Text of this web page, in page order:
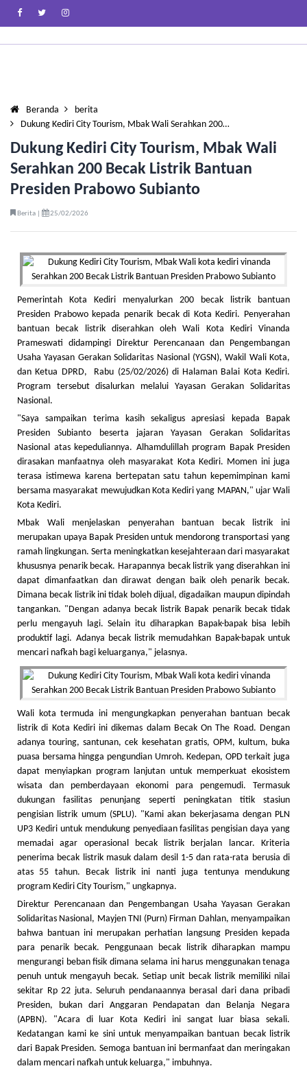
Beranda
berita
Dukung Kediri City Tourism, Mbak Wali Serahkan 200…
Dukung Kediri City Tourism, Mbak Wali
Serahkan 200 Becak Listrik Bantuan
Presiden Prabowo Subianto
Berita | 25/02/2026
Pemerintah Kota Kediri menyalurkan 200 becak listrik bantuan
Presiden Prabowo kepada penarik becak di Kota Kediri. Penyerahan
bantuan becak listrik diserahkan oleh Wali Kota Kediri Vinanda
Prameswati didampingi Direktur Perencanaan dan Pengembangan
Usaha Yayasan Gerakan Solidaritas Nasional (YGSN), Wakil Wali Kota,
dan Ketua DPRD, Rabu (25/02/2026) di Halaman Balai Kota Kediri.
Program tersebut disalurkan melalui Yayasan Gerakan Solidaritas
Nasional.
"Saya sampaikan terima kasih sekaligus apresiasi kepada Bapak
Presiden Subianto beserta jajaran Yayasan Gerakan Solidaritas
Nasional atas kepeduliannya. Alhamdulillah program Bapak Presiden
dirasakan manfaatnya oleh masyarakat Kota Kediri. Momen ini juga
terasa istimewa karena bertepatan satu tahun kepemimpinan kami
bersama masyarakat mewujudkan Kota Kediri yang MAPAN," ujar Wali
Kota Kediri.
Mbak Wali menjelaskan penyerahan bantuan becak listrik ini
merupakan upaya Bapak Presiden untuk mendorong transportasi yang
ramah lingkungan. Serta meningkatkan kesejahteraan dari masyarakat
khususnya penarik becak. Harapannya becak listrik yang diserahkan ini
dapat dimanfaatkan dan dirawat dengan baik oleh penarik becak.
Dimana becak listrik ini tidak boleh dijual, digadaikan maupun dipindah
tangankan. "Dengan adanya becak listrik Bapak penarik becak tidak
perlu mengayuh lagi. Selain itu diharapkan Bapak-bapak bisa lebih
produktif lagi. Adanya becak listrik memudahkan Bapak-bapak untuk
mencari nafkah bagi keluarganya," jelasnya.
Wali kota termuda ini mengungkapkan penyerahan bantuan becak
listrik di Kota Kediri ini dikemas dalam Becak On The Road. Dengan
adanya touring, santunan, cek kesehatan gratis, OPM, kultum, buka
puasa bersama hingga pengundian Umroh. Kedepan, OPD terkait juga
dapat menyiapkan program lanjutan untuk memperkuat ekosistem
wisata dan pemberdayaan ekonomi para pengemudi. Termasuk
dukungan fasilitas penunjang seperti peningkatan titik stasiun
pengisian listrik umum (SPLU). "Kami akan bekerjasama dengan PLN
UP3 Kediri untuk mendukung penyediaan fasilitas pengisian daya yang
memadai agar operasional becak listrik berjalan lancar. Kriteria
penerima becak listrik masuk dalam desil 1-5 dan rata-rata berusia di
atas 55 tahun. Becak listrik ini nanti juga tentunya mendukung
program Kediri City Tourism," ungkapnya.
Direktur Perencanaan dan Pengembangan Usaha Yayasan Gerakan
Solidaritas Nasional, Mayjen TNI (Purn) Firman Dahlan, menyampaikan
bahwa bantuan ini merupakan perhatian langsung Presiden kepada
para penarik becak. Penggunaan becak listrik diharapkan mampu
mengurangi beban fisik dimana selama ini harus menggunakan tenaga
penuh untuk mengayuh becak. Setiap unit becak listrik memiliki nilai
sekitar Rp 22 juta. Seluruh pendanaannya berasal dari dana pribadi
Presiden, bukan dari Anggaran Pendapatan dan Belanja Negara
(APBN). "Acara di luar Kota Kediri ini sangat luar biasa sekali.
Kedatangan kami ke sini untuk menyampaikan bantuan becak listrik
dari Bapak Presiden. Semoga bantuan ini bermanfaat dan meringakan
dalam mencari nafkah untuk keluarga," imbuhnya.